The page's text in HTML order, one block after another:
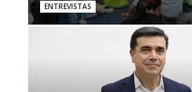
ENTREVISTAS